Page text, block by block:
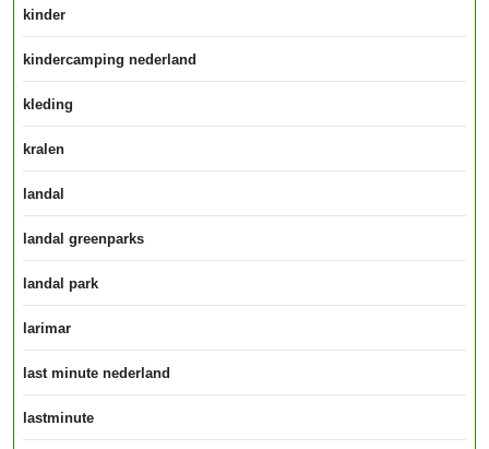
kinder
kindercamping nederland
kleding
kralen
landal
landal greenparks
landal park
larimar
last minute nederland
lastminute